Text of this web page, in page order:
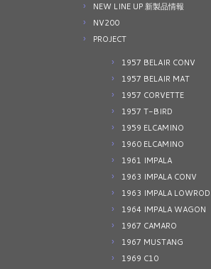
NEW LINE UP 新製品情報
NV200
PROJECT
1957 BELAIR CONV
1957 BELAIR MAT
1957 CORVETTE
1957 T-BIRD
1959 ELCAMINO
1960 ELCAMINO
1961 IMPALA
1963 IMPALA CONV
1963 IMPALA LOWROD
1964 IMPALA WAGON
1967 CAMARO
1967 MUSTANG
1969 C10